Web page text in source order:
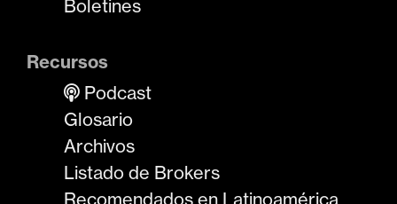
Boletines
Recursos
Podcast
Glosario
Archivos
Listado de Brokers
Recomendados en Latinoamérica